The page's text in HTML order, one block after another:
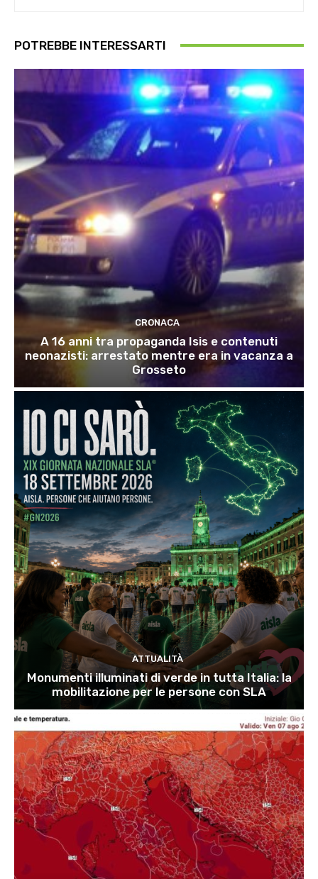
POTREBBE INTERESSARTI
CRONACA
A 16 anni tra propaganda Isis e contenuti
neonazisti: arrestato mentre era in vacanza a
Grosseto
ATTUALITÀ
Monumenti illuminati di verde in tutta Italia: la
mobilitazione per le persone con SLA